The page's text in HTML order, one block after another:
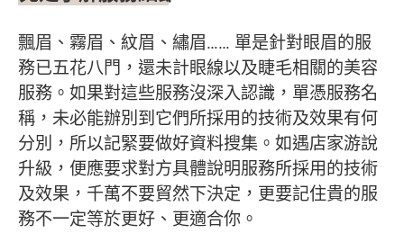
飄眉、霧眉、紋眉、繡眉…… 單是針對眼眉的服
務已五花八門，還未計眼線以及睫毛相關的美容
服務。如果對這些服務沒深入認識，單憑服務名
稱，未必能辦別到它們所採用的技術及效果有何
分別，所以記緊要做好資料搜集。如遇店家游說
升級，便應要求對方具體說明服務所採用的技術
及效果，千萬不要貿然下決定，更要記住貴的服
務不一定等於更好、更適合你。